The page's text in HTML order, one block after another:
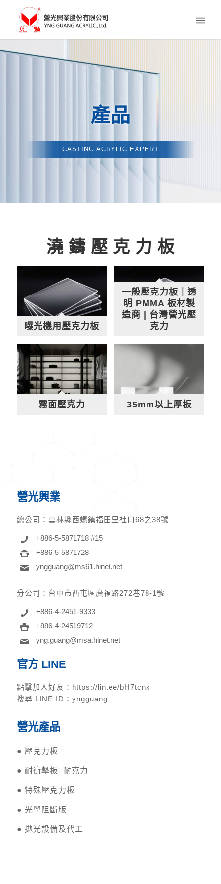
產品
CASTING ACRYLIC EXPERT
澆 鑄 壓 克 力 板
曝光機用壓克力板
一般壓克力板｜透
明 PMMA 板材製
造商 | 台灣營光壓
克力
霧面壓克力 35mm以上厚板
營光興業
總公司： 雲林縣西螺鎮福田里社口68之38號
+886-5-5871718 #15
+886-5-5871728
yngguang@ms61.hinet.net
分公司： 台中市西屯區廣福路272巷78-1號
+886-4-2451-9333
+886-4-24519712
yng.guang@msa.hinet.net
官方 LINE
點擊加入好友： https://lin.ee/bH7tcnx
搜尋 LINE ID：yngguang
營光產品
● 壓克力板
● 耐衝擊板–耐克力
● 特殊壓克力板
● 光學阻斷版
● 拋光設備及代工